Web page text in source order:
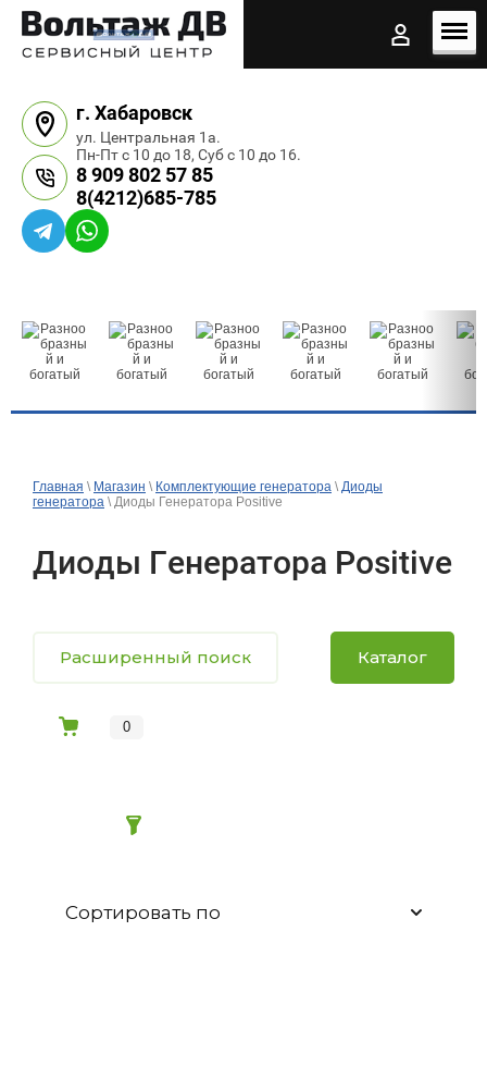
г. Хабаровск
ул. Центральная 1а.
Пн-Пт с 10 до 18, Суб с 10 до 16.
8 909 802 57 85
8(4212)685-785
Главная \ Магазин \ Комплектующие генератора \Диоды
генератора \ Диоды Генератора Positive
Диоды Генератора Positive
Расширенный поиск Каталог
0
Сортировать по